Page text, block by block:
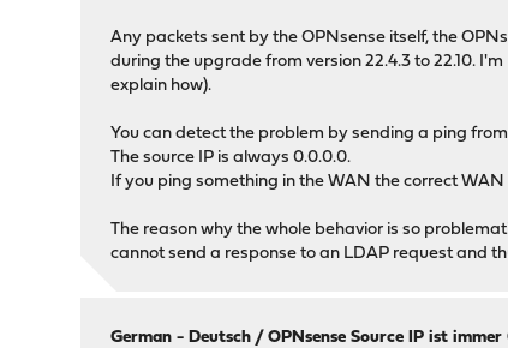
Any packets sent by the OPNsense itself, the
during the upgrade from version 22.4.3 to 22.10.
explain how).
You can detect the problem by sending a ping
The source IP is always 0.0.0.0.
If you ping something in the WAN the correct WAN
The reason why the whole behavior is so
cannot send a response to an LDAP request and
German - Deutsch /OPNsense Source IP ist